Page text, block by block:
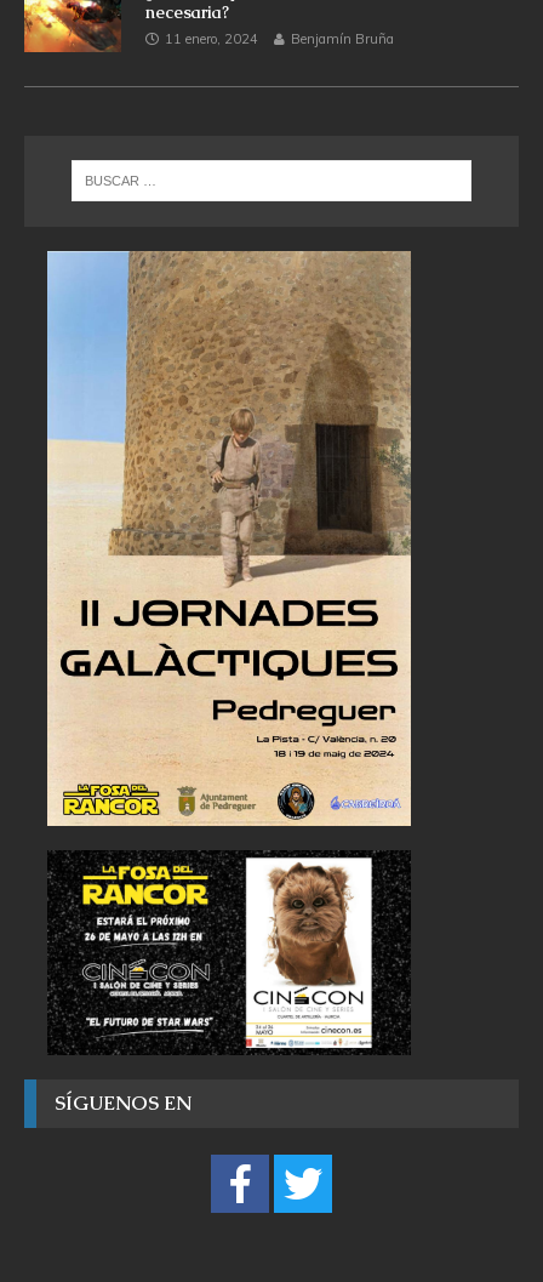
necesaria?
11 enero, 2024 Benjamín Bruña
SÍGUENOS EN